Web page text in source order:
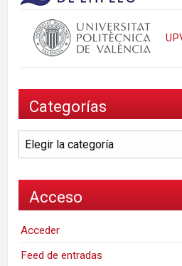
Categorías
Categorías
Acceso
Acceder
Feed de entradas